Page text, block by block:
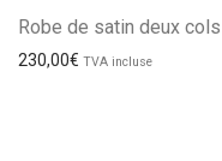
Robe de satin deux cols
230,00€ TVA incluse